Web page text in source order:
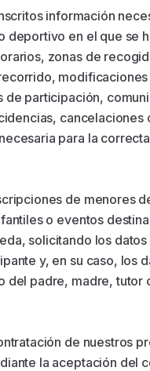
información
deportivo en el que se
zonas de
de participación,
cancelaciones
para la
de menores
o eventos
solicitando los
y, en su caso, los
del padre, madre, tutor
de nuestros
la aceptación del